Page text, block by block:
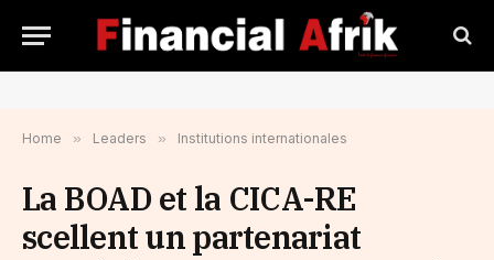
Home » Leaders » Institutions internationales
La BOAD et la CICA-RE
scellent un partenariat